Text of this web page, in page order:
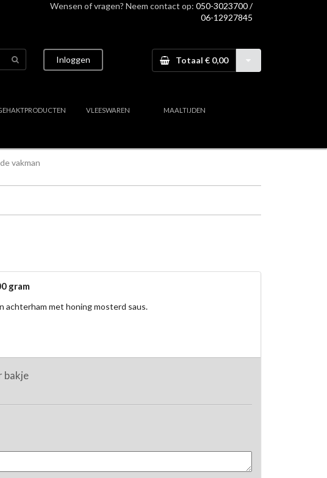
Wensen of vragen? Neem contact op: 050-3023700 /
06-12927845
Inloggen Totaal € 0,00
VLEESWAREN MAALTIJDEN
vakman
gram
achterham met honing mosterd saus.
bakje